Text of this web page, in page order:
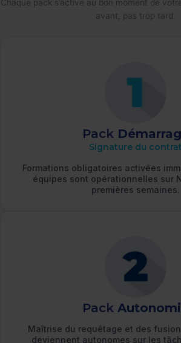
Chaque pack s’active au bon moment de
avant, pas trop tard.
Pack
Signature du contrat
Formations obligatoires activées
équipes sont opérationnelles sur
premières semaines.
Pack
Maîtrise du requêtage et des
deviennent autonomes sur les